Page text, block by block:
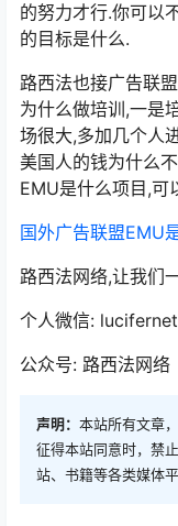
的努力才行.你可以
的目标是什么.
路西法也接广告联
为什么做培训,一是
场很大,多加几个人
美国人的钱为什么
EMU是什么项目,可
国外广告联盟EMU
路西法网络,让我们
个人微信:
公众号: 路西法网络
声明： 本站所有文章
征得本站同意时，禁
站、书籍等各类媒体